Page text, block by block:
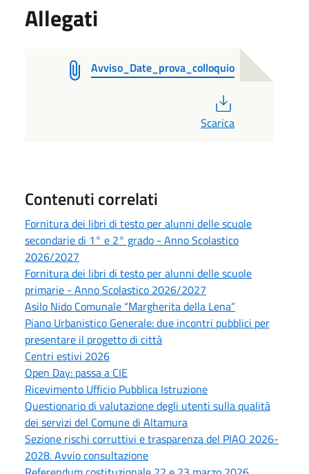
Allegati
Avviso_Date_prova_colloquio
Scarica
Contenuti correlati
Fornitura dei libri di testo per alunni delle scuole
secondarie di 1° e 2° grado - Anno Scolastico
2026/2027
Fornitura dei libri di testo per alunni delle scuole
primarie - Anno Scolastico 2026/2027
Asilo Nido Comunale “Margherita della Lena”
Piano Urbanistico Generale: due incontri pubblici per
presentare il progetto di città
Centri estivi 2026
Open Day: passa a CIE
Ricevimento Ufficio Pubblica Istruzione
Questionario di valutazione degli utenti sulla qualità
dei servizi del Comune di Altamura
Sezione rischi corruttivi e trasparenza del PIAO 2026-
2028. Avvio consultazione